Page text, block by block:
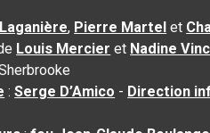
, Pierre Martel et
Louis Mercier et Nadine
:Serge D’Amico - Direction